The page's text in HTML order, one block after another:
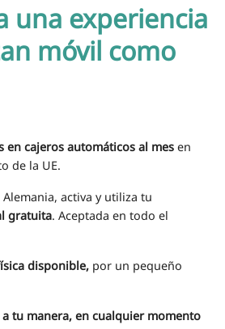
una experiencia
móvil como
en cajeros automáticos al mes en
de la UE.
activa y utiliza tu
gratuita. Aceptada en todo el
disponible, por un pequeño
a tu manera, en cualquier momento